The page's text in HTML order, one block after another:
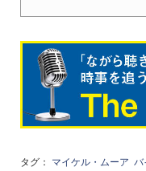
タグ： マイケル・ムーア バ